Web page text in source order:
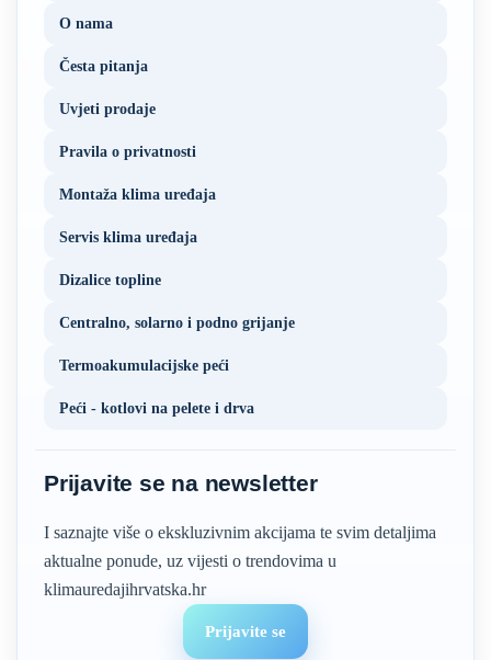
O nama
Česta pitanja
Uvjeti prodaje
Pravila o privatnosti
Montaža klima uređaja
Servis klima uređaja
Dizalice topline
Centralno, solarno i podno grijanje
Termoakumulacijske peći
Peći - kotlovi na pelete i drva
Prijavite se na newsletter
I saznajte više o ekskluzivnim akcijama te svim detaljima
aktualne ponude, uz vijesti o trendovima u
klimauredajihrvatska.hr
Prijavite se